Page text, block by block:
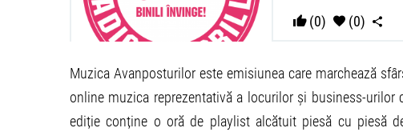
(0) (0)
Muzica Avanposturilor este emisiunea care marchează
online muzica reprezentativă a locurilor și business-urilor
ediție conține o oră de playlist alcătuit piesă cu piesă